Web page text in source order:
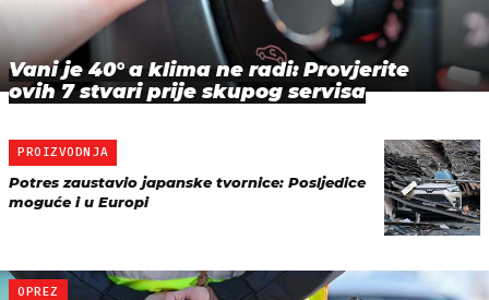
Vani je 40° a klima ne radi: Provjerite
ovih 7 stvari prije skupog servisa
PROIZVODNJA
Potres zaustavio japanske tvornice: Posljedice
moguće i u Europi
OPREZ